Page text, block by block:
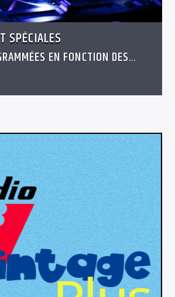
SPÉCIALES
EN FONCTION DES